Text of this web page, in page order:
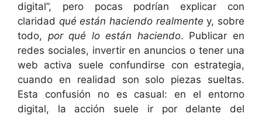
digital”, pero pocas podrían explicar con
claridad qué están haciendo realmente y, sobre
todo, por qué lo están haciendo. Publicar en
redes sociales, invertir en anuncios o tener una
web activa suele confundirse con estrategia,
cuando en realidad son solo piezas sueltas.
Esta confusión no es casual: en el entorno
digital, la acción suele ir por delante del